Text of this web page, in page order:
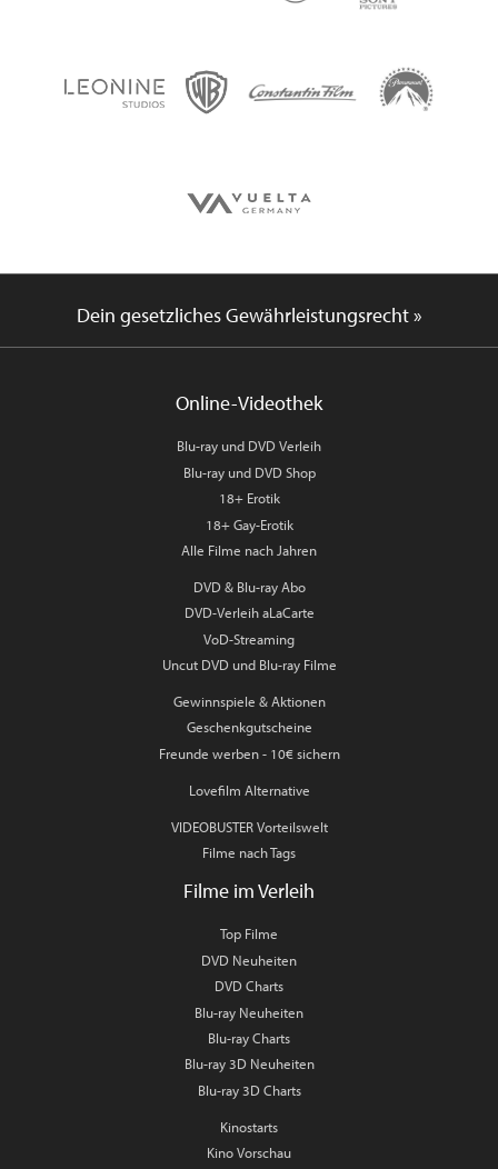
Dein gesetzliches Gewährleistungsrecht »
Online-Videothek
Blu-ray und DVD Verleih
Blu-ray und DVD Shop
18+ Erotik
18+ Gay-Erotik
Alle Filme nach Jahren
DVD & Blu-ray Abo
DVD-Verleih aLaCarte
VoD-Streaming
Uncut DVD und Blu-ray Filme
Gewinnspiele & Aktionen
Geschenkgutscheine
Freunde werben - 10€ sichern
Lovefilm Alternative
VIDEOBUSTER Vorteilswelt
Filme nach Tags
Filme im Verleih
Top Filme
DVD Neuheiten
DVD Charts
Blu-ray Neuheiten
Blu-ray Charts
Blu-ray 3D Neuheiten
Blu-ray 3D Charts
Kinostarts
Kino Vorschau